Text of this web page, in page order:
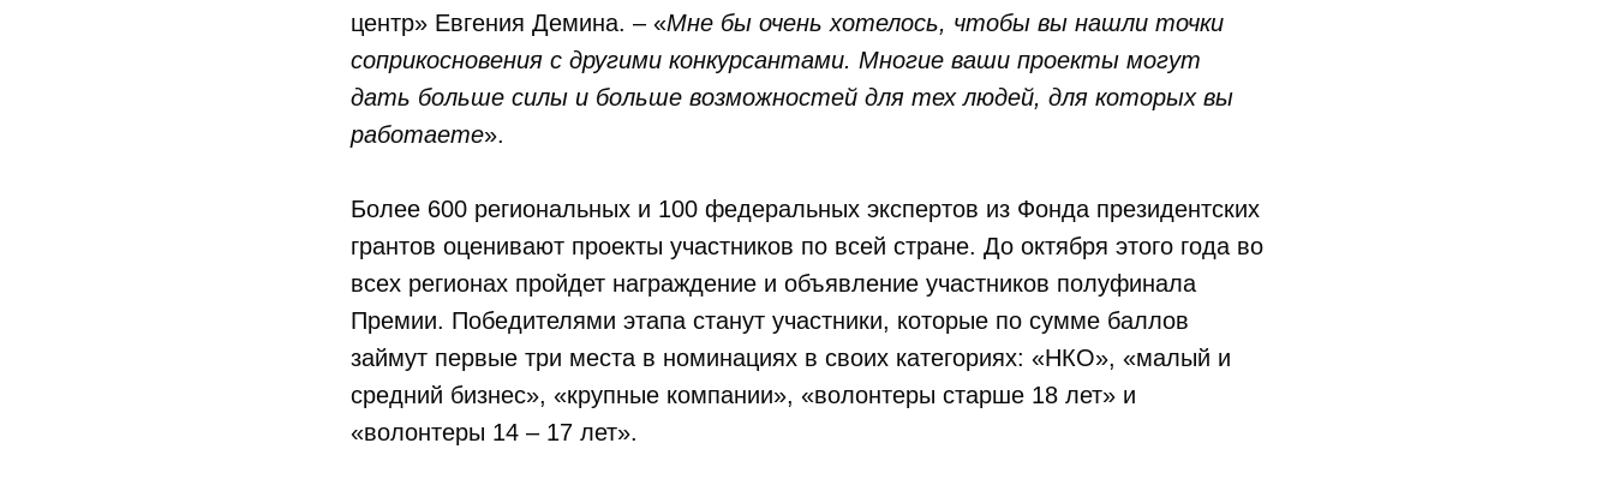
центр» Евгения Демина. – «Мне бы очень хотелось, чтобы вы нашли точки
соприкосновения с другими конкурсантами. Многие ваши проекты могут
дать больше силы и больше возможностей для тех людей, для которых вы
работаете».
Более 600 региональных и 100 федеральных экспертов из Фонда президентских
грантов оценивают проекты участников по всей стране. До октября этого года во
всех регионах пройдет награждение и объявление участников полуфинала
Премии. Победителями этапа станут участники, которые по сумме баллов
займут первые три места в номинациях в своих категориях: «НКО», «малый и
средний бизнес», «крупные компании», «волонтеры старше 18 лет» и
«волонтеры 14 – 17 лет».